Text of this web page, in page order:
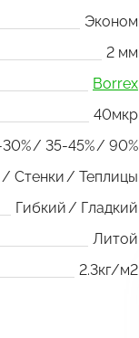
Эконом
2 мм
Borrex
40мкр
35-45%
90%
Стенки
Теплицы
Гибкий
Гладкий
Литой
2.3кг/м2